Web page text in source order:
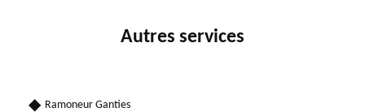
Autres services
Ramoneur Ganties